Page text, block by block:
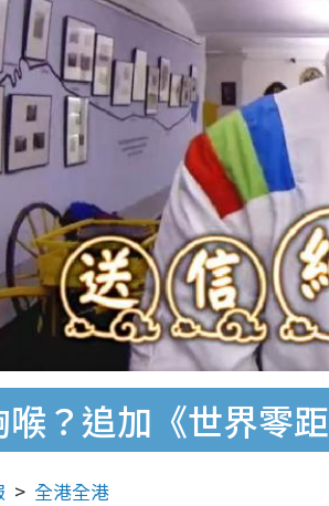
喉？追加《世界零
全港全港